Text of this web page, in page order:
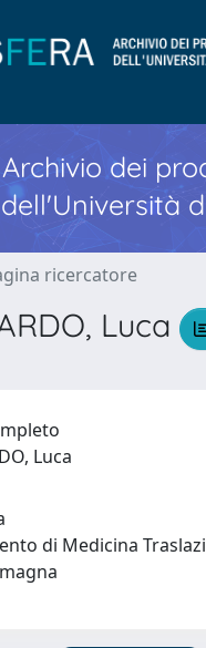
Archivio dei
ricercatore
Luca
Luca
di Medicina